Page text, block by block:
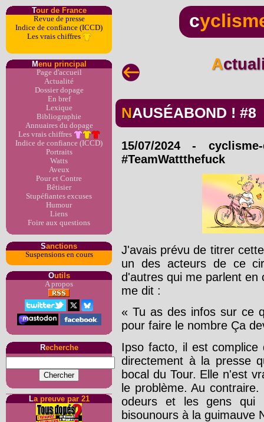
Tour de France
Revue de presse
Indice de confiance (ICCD)
Les vrais chiffres
Menu principal
Page d'accueil
Actualité
Dossier dopage
En bref
Lexique
Bibliographie
Annuaires du dopage
Les vrais chiffres
Indice de confiance (ICCD)
Portraits
Watts
Aveux
Pour et Contre
Bêtisier
Stupéfiantes excuses
Humour
Liens
Foire aux questions
Sanctions
Suspensions en cours
Outils
A propos
Recherche
La preuve par 21
c
NAUSÉABOND ! #8
15/07/2024 -
#TeamWattthefuck
J'avais prévu de titrer
un des acteurs de ce
d'autres qui me parlent
me dit :
« Tu as des infos sur ce
pour faire le nombre Ça
Ipso facto, il est
directement à la presse
bocal du Tour. Elle n'est
le problème. Au
odeurs et les gens qui
bisounours à la guimauve